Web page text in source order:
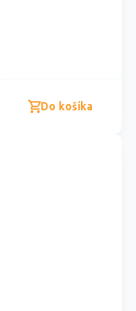
Do košíka